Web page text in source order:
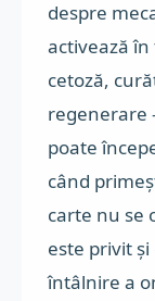
despre
activează
cetoză,
regenerare
poate
când
carte nu se
este privit
întâlnire a